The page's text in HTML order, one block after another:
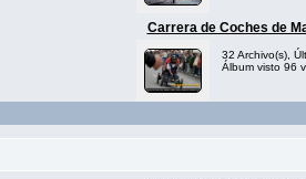
Carrera de Coches de
32 Archivo(s),
Álbum visto 96